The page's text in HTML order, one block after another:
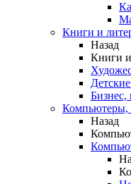
Книги и
Назад
Книги и
Бизнес,
Компьютеры,
Назад